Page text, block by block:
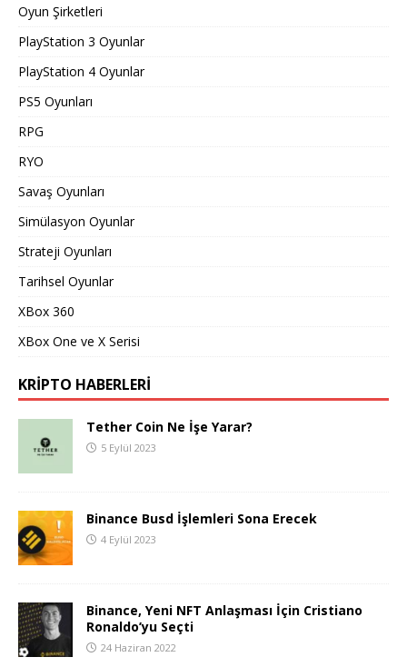
Oyun Şirketleri
PlayStation 3 Oyunlar
PlayStation 4 Oyunlar
PS5 Oyunları
RPG
RYO
Savaş Oyunları
Simülasyon Oyunlar
Strateji Oyunları
Tarihsel Oyunlar
XBox 360
XBox One ve X Serisi
KRIPTO HABERLERI
Tether Coin Ne İşe Yarar?
5 Eylül 2023
Binance Busd İşlemleri Sona Erecek
4 Eylül 2023
Binance, Yeni NFT Anlaşması İçin Cristiano
Ronaldo’yu Seçti
24 Haziran 2022